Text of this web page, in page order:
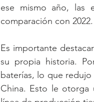
ese mismo año, las
comparación con 2022.
Es importante
su propia historia.
baterías, lo que
China. Esto le otorga